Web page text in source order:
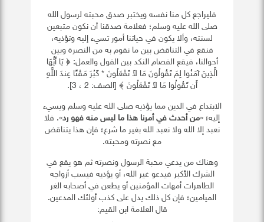
فليراجع كل منا نفسه ويختبر صدق محبته لرسول الله
صلى الله عليه وسلم؛ فعلامة صدقنا أن نكون متبعين
لسنته، وألا يكون في حياتنا أمور تسيء إليه وتؤذيه،
فنقع في التناقض بين ما نقوم به من النصرة وبين
أحوالنا، فيقع الفصام النكد بين القول والعمل: ﴿ يَا أَيُّهَا
الَّذِينَ آمَنُوا لِمَ تَقُولُونَ مَا لاَ تَفْعَلُونَ * كَبُرَ مَقْتًا عِندَ اللَّهِ
أَن تَقُولُوا مَا لاَ تَفْعَلُونَ ﴾ [الصف: 2 ، 3].
الابتداع في الدين مما يؤذيه صلى الله عليه وسلم ويسيء
إليه؛ «من أحدث في أمرنا هذا ما ليس منه فهو رد». فلا
نعبد إلا الله ولا نعبد الله بغير ما شرع؛ فإن هذا يتناقض
مع نصرته ومحبته.
وهناك من يدعي محبة الرسول ونصرته ثم هو يقع في
الشرك الأكبر فيدعو غير الله، أو يؤذيه فيسب أزواجه
الطاهرات أمهات المؤمنين أو يطعن في أصحابه الغر
الميامين؛ فإن كل ذلك يدل على كذب أولئك المدعين.
قال العلامة ابن القيم: